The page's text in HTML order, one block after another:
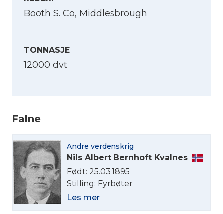
Booth S. Co, Middlesbrough
TONNASJE
12000 dvt
Falne
Andre verdenskrig
Nils Albert Bernhoft Kvalnes
Født: 25.03.1895
Stilling: Fyrbøter
Les mer
Velg språk